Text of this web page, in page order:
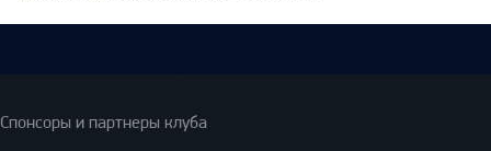
Спонсоры и партнеры клуба